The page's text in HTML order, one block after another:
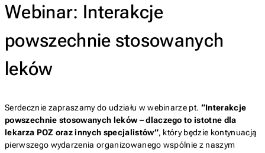
Webinar: Interakcje
powszechnie stosowanych
leków
Serdecznie zapraszamy do udziału w webinarze pt. “Interakcje
powszechnie stosowanych leków – dlaczego to istotne dla
lekarza POZ oraz innych specjalistów”, który będzie kontynuacją
pierwszego wydarzenia organizowanego wspólnie z naszym